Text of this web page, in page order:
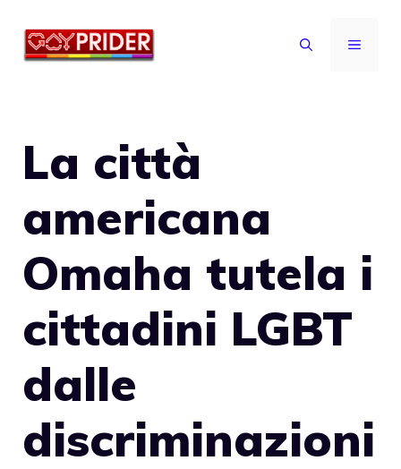
MENU
La città
americana
Omaha tutela i
cittadini LGBT
dalle
discriminazioni